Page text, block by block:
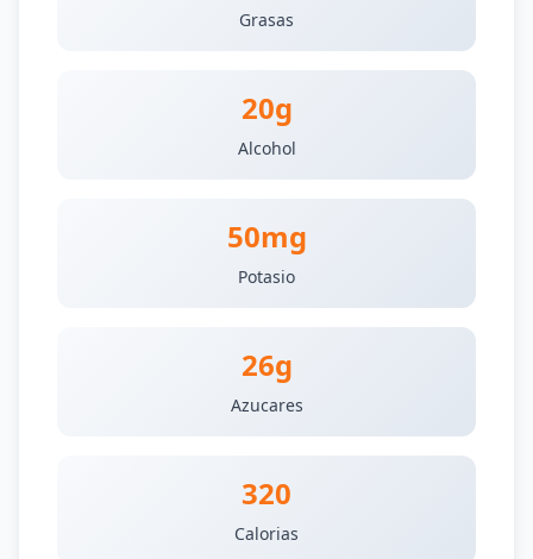
Grasas
20g
Alcohol
50mg
Potasio
26g
Azucares
320
Calorias